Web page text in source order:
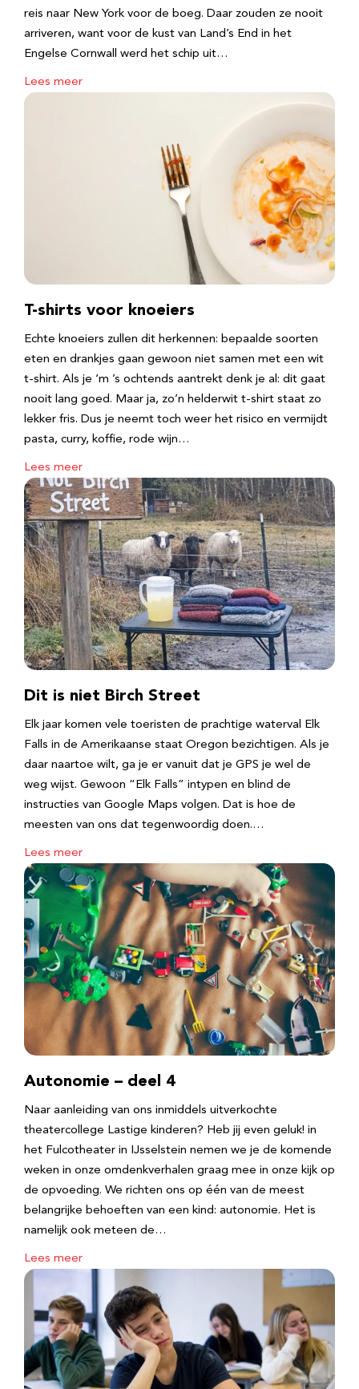
reis naar New York voor de boeg. Daar zouden ze nooit
arriveren, want voor de kust van Land’s End in het
Engelse Cornwall werd het schip uit…
Lees meer
T-shirts voor knoeiers
Echte knoeiers zullen dit herkennen: bepaalde soorten
eten en drankjes gaan gewoon niet samen met een wit
t-shirt. Als je ‘m ’s ochtends aantrekt denk je al: dit gaat
nooit lang goed. Maar ja, zo’n helderwit t-shirt staat zo
lekker fris. Dus je neemt toch weer het risico en vermijdt
pasta, curry, koffie, rode wijn…
Lees meer
Dit is niet Birch Street
Elk jaar komen vele toeristen de prachtige waterval Elk
Falls in de Amerikaanse staat Oregon bezichtigen. Als je
daar naartoe wilt, ga je er vanuit dat je GPS je wel de
weg wijst. Gewoon “Elk Falls” intypen en blind de
instructies van Google Maps volgen. Dat is hoe de
meesten van ons dat tegenwoordig doen.…
Lees meer
Autonomie – deel 4
Naar aanleiding van ons inmiddels uitverkochte
theatercollege Lastige kinderen? Heb jij even geluk! in
het Fulcotheater in IJsselstein nemen we je de komende
weken in onze omdenkverhalen graag mee in onze kijk op
de opvoeding. We richten ons op één van de meest
belangrijke behoeften van een kind: autonomie. Het is
namelijk ook meteen de…
Lees meer